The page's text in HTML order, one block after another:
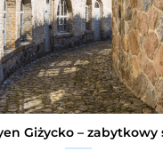
Giżycko – zabytkowy